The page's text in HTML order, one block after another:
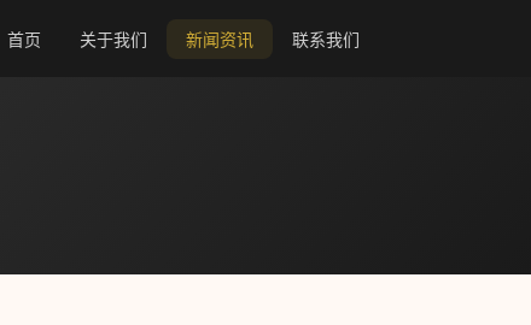
首页 关于我们 新闻资讯 联系我们